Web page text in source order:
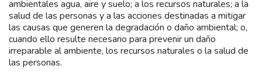
ambientales agua, aire y suelo; a los recursos naturales; a la
salud de las personas y a las acciones destinadas a mitigar
las causas que generen la degradación o daño ambiental; o,
cuando ello resulte necesario para prevenir un daño
irreparable al ambiente, los recursos naturales o la salud de
las personas.